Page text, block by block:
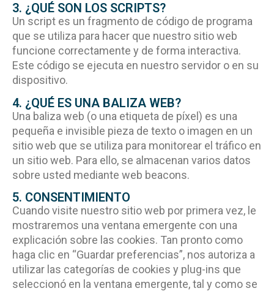
3. ¿QUÉ SON LOS SCRIPTS?
Un script es un fragmento de código de programa
que se utiliza para hacer que nuestro sitio web
funcione correctamente y de forma interactiva.
Este código se ejecuta en nuestro servidor o en su
dispositivo.
4. ¿QUÉ ES UNA BALIZA WEB?
Una baliza web (o una etiqueta de píxel) es una
pequeña e invisible pieza de texto o imagen en un
sitio web que se utiliza para monitorear el tráfico en
un sitio web. Para ello, se almacenan varios datos
sobre usted mediante web beacons.
5. CONSENTIMIENTO
Cuando visite nuestro sitio web por primera vez, le
mostraremos una ventana emergente con una
explicación sobre las cookies. Tan pronto como
haga clic en “Guardar preferencias”, nos autoriza a
utilizar las categorías de cookies y plug-ins que
seleccionó en la ventana emergente, tal y como se